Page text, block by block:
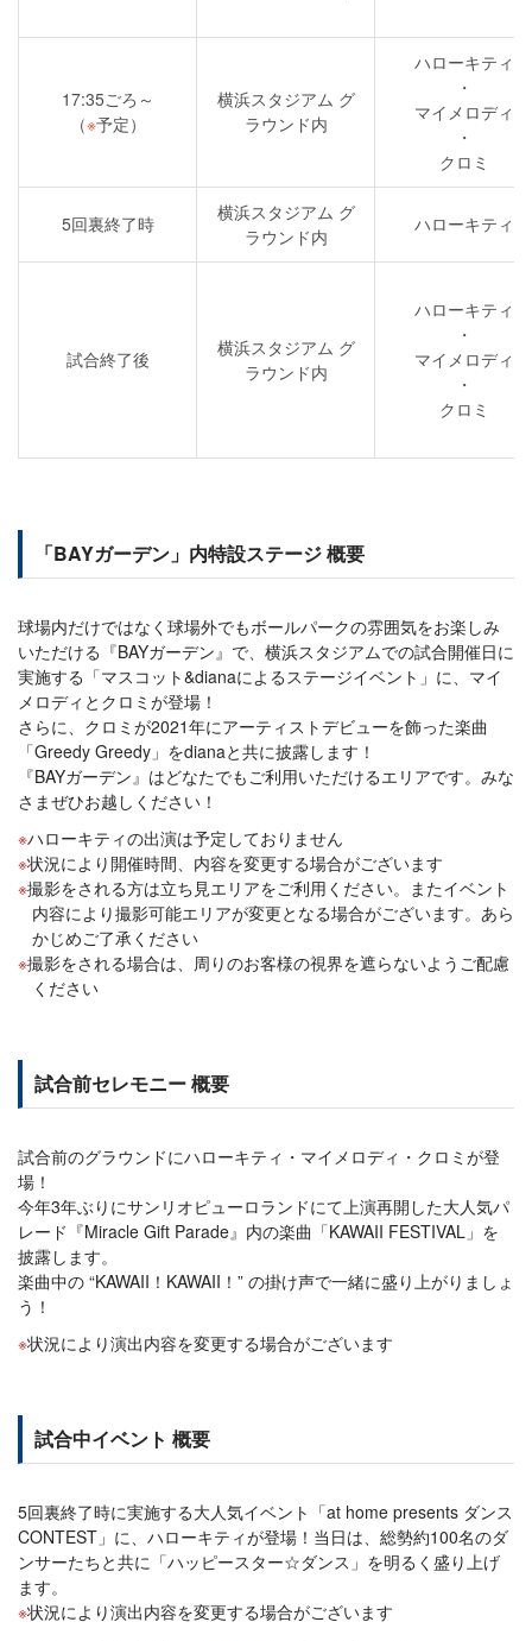
17:35ごろ～
（※予定）
横浜スタジアム グ
ラウンド内
ハローキティ
・
マイメロディ
・
クロミ
5回裏終了時
横浜スタジアム グ
ラウンド内
ハローキティ
試合終了後
横浜スタジアム グ
ラウンド内
ハローキティ
・
マイメロディ
・
クロミ
「BAYガーデン」内特設ステージ 概要
球場内だけではなく球場外でもボールパークの雰囲気をお楽しみ
いただける『BAYガーデン』で、横浜スタジアムでの試合開催日に
実施する「マスコット&dianaによるステージイベント」に、マイ
メロディとクロミが登場！
さらに、クロミが2021年にアーティストデビューを飾った楽曲
「Greedy Greedy」をdianaと共に披露します！
『BAYガーデン』はどなたでもご利用いただけるエリアです。みな
さまぜひお越しください！
ハローキティの出演は予定しておりません
状況により開催時間、内容を変更する場合がございます
撮影をされる方は立ち見エリアをご利用ください。またイベント
内容により撮影可能エリアが変更となる場合がございます。あら
かじめご了承ください
撮影をされる場合は、周りのお客様の視界を遮らないようご配慮
ください
試合前セレモニー 概要
試合前のグラウンドにハローキティ・マイメロディ・クロミが登
場！
今年3年ぶりにサンリオピューロランドにて上演再開した大人気パ
レード『Miracle Gift Parade』内の楽曲「KAWAII FESTIVAL」を
披露します。
楽曲中の “KAWAII！KAWAII！” の掛け声で一緒に盛り上がりましょ
う！
状況により演出内容を変更する場合がございます
試合中イベント 概要
5回裏終了時に実施する大人気イベント「at home presents ダンス
CONTEST」に、ハローキティが登場！当日は、総勢約100名のダ
ンサーたちと共に「ハッピースター☆ダンス」を明るく盛り上げ
ます。
状況により演出内容を変更する場合がございます